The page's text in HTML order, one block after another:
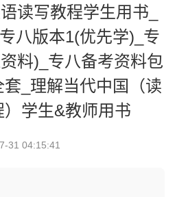
读写教程学生用书_
八版本1(优先学)_专
料)_专八备考资料包
套_理解当代中国（读
学生&教师用书
31 04:15:41